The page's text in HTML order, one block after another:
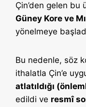
Çin’den gelen bu
Güney Kore ve
yönelmeye
Bu nedenle, söz
ithalatla Çin’e
atlatıldığı
edildi ve resmî